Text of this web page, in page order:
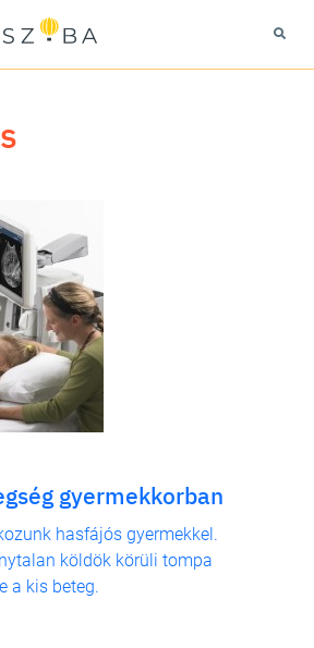
gyermekkorban
hasfájós gyermekkel.
köldök körüli tompa
a kis beteg.